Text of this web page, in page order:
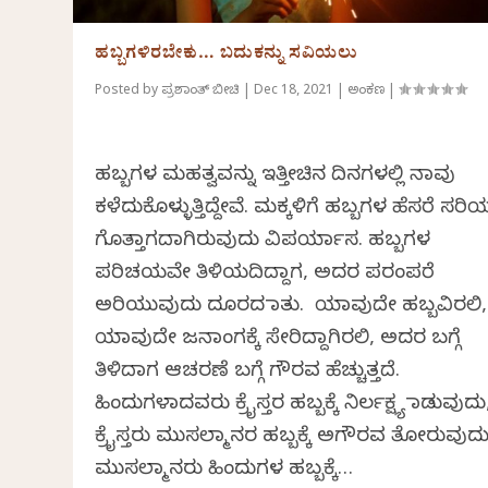
ಹಬ್ಬಗಳಿರಬೇಕು… ಬದುಕನ್ನು ಸವಿಯಲು
Posted by ಪ್ರಶಾಂತ್‌ ಬೀಚಿ Dec 18, 2021 ಅಂಕಣ |
ಹಬ್ಬಗಳ ಮಹತ್ವವನ್ನು ಇತ್ತೀಚಿನ ದಿನಗಳಲ್ಲಿ ನಾವು
ಕಳೆದುಕೊಳ್ಳುತ್ತಿದ್ದೇವೆ. ಮಕ್ಕಳಿಗೆ ಹಬ್ಬಗಳ ಹೆಸರೆ
ಗೊತ್ತಾಗದಾಗಿರುವುದು ವಿಪರ್ಯಾಸ. ಹಬ್ಬಗಳ
ಪರಿಚಯವೇ ತಿಳಿಯದಿದ್ದಾಗ, ಅದರ ಪರಂಪರೆ
ಅರಿಯುವುದು ದೂರದ ಮಾತು. ಯಾವುದೇ ಹಬ್ಬವಿರಲಿ,
ಯಾವುದೇ ಜನಾಂಗಕ್ಕೆ ಸೇರಿದ್ದಾಗಿರಲಿ, ಅದರ ಬಗ್ಗೆ
ತಿಳಿದಾಗ ಆಚರಣೆ ಬಗ್ಗೆ ಗೌರವ ಹೆಚ್ಚುತ್ತದೆ.
ಹಿಂದುಗಳಾದವರು ಕ್ರೈಸ್ತರ ಹಬ್ಬಕ್ಕೆ ನಿರ್ಲಕ್ಷ್ಯ
ಕ್ರೈಸ್ತರು ಮುಸಲ್ಮಾನರ ಹಬ್ಬಕ್ಕೆ ಅಗೌರವ
ಮುಸಲ್ಮಾನರು ಹಿಂದುಗಳ ಹಬ್ಬಕ್ಕೆ…